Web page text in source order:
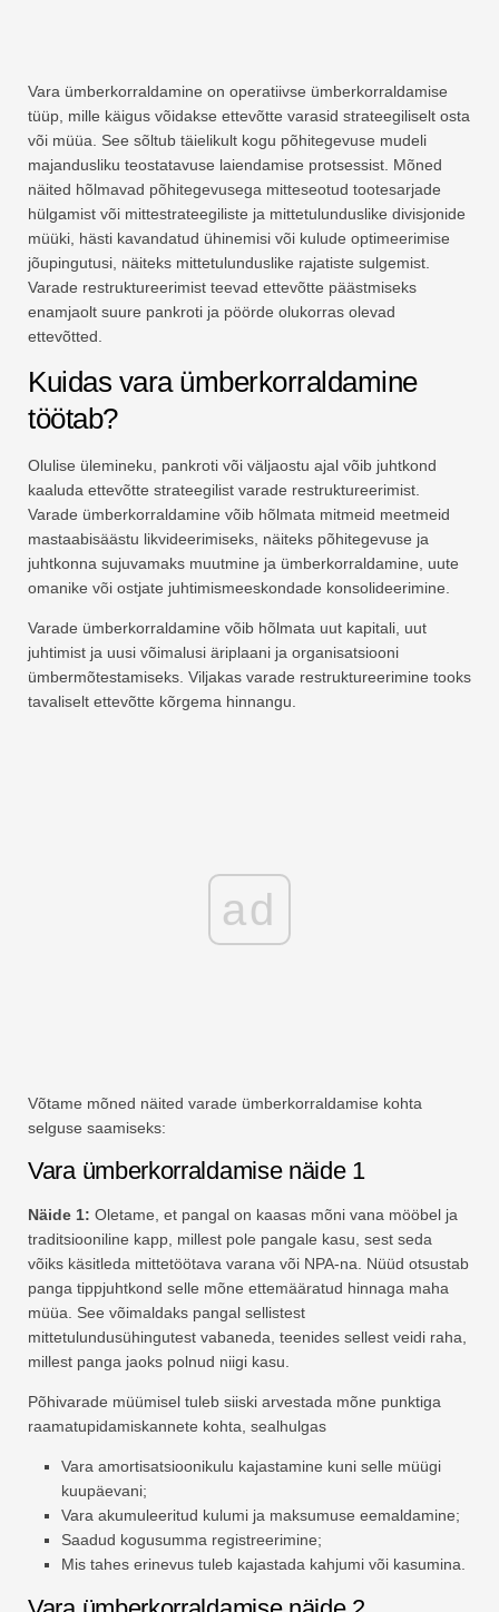
Vara ümberkorraldamine on operatiivse ümberkorraldamise
tüüp, mille käigus võidakse ettevõtte varasid strateegiliselt osta
või müüa. See sõltub täielikult kogu põhitegevuse mudeli
majandusliku teostatavuse laiendamise protsessist. Mõned
näited hõlmavad põhitegevusega mitteseotud tootesarjade
hülgamist või mittestrateegiliste ja mittetulunduslike divisjonide
müüki, hästi kavandatud ühinemisi või kulude optimeerimise
jõupingutusi, näiteks mittetulunduslike rajatiste sulgemist.
Varade restruktureerimist teevad ettevõtte päästmiseks
enamjaolt suure pankroti ja pöörde olukorras olevad
ettevõtted.
Kuidas vara ümberkorraldamine
töötab?
Olulise ülemineku, pankroti või väljaostu ajal võib juhtkond
kaaluda ettevõtte strateegilist varade restruktureerimist.
Varade ümberkorraldamine võib hõlmata mitmeid meetmeid
mastaabisäästu likvideerimiseks, näiteks põhitegevuse ja
juhtkonna sujuvamaks muutmine ja ümberkorraldamine, uute
omanike või ostjate juhtimismeeskondade konsolideerimine.
Varade ümberkorraldamine võib hõlmata uut kapitali, uut
juhtimist ja uusi võimalusi äriplaani ja organisatsiooni
ümbermõtestamiseks. Viljakas varade restruktureerimine tooks
tavaliselt ettevõtte kõrgema hinnangu.
ad
Võtame mõned näited varade ümberkorraldamise kohta
selguse saamiseks:
Vara ümberkorraldamise näide 1
Näide 1: Oletame, et pangal on kaasas mõni vana mööbel ja
traditsiooniline kapp, millest pole pangale kasu, sest seda
võiks käsitleda mittetöötava varana või NPA-na. Nüüd otsustab
panga tippjuhtkond selle mõne ettemääratud hinnaga maha
müüa. See võimaldaks pangal sellistest
mittetulundusühingutest vabaneda, teenides sellest veidi raha,
millest panga jaoks polnud niigi kasu.
Põhivarade müümisel tuleb siiski arvestada mõne punktiga
raamatupidamiskannete kohta, sealhulgas
Vara amortisatsioonikulu kajastamine kuni selle müügi
kuupäevani;
Vara akumuleeritud kulumi ja maksumuse eemaldamine;
Saadud kogusumma registreerimine;
Mis tahes erinevus tuleb kajastada kahjumi või kasumina.